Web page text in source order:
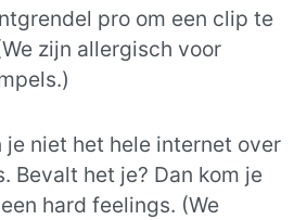
pro om een clip te
zijn allergisch voor
je niet het hele internet over
Bevalt het je? Dan kom je
hard feelings. (We